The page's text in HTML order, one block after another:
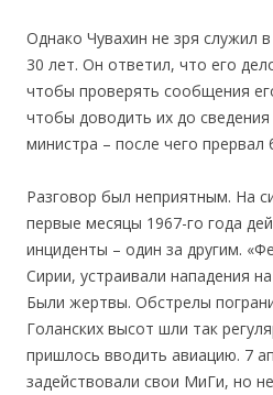
Однако Чувахин не зря служил
30 лет. Он ответил, что его
чтобы проверять сообщения
чтобы доводить их до
министра – после чего прервал
Разговор был неприятным. На
первые месяцы 1967-го года
инциденты – один за другим.
Сирии, устраивали нападения
Были жертвы. Обстрелы
Голанских высот шли так
пришлось вводить авиацию. 7
задействовали свои МиГи, но